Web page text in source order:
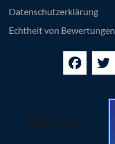
Datenschutzerklärung
Echtheit von Bewertungen